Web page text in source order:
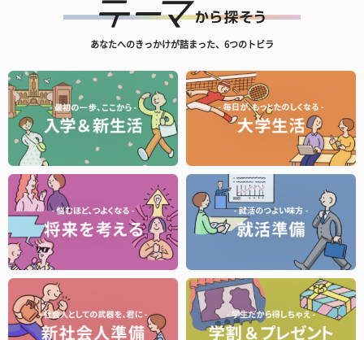
あなたへのきっかけが詰まった、6つのトビラ